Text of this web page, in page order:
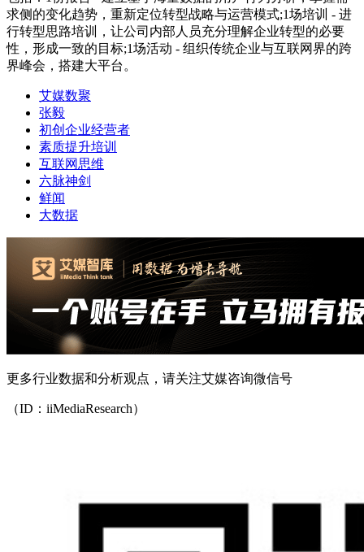
求侧的变化趋势，重新定位转型战略与运营模式;1场培训 - 进
行转型思路培训，让公司内部人员充分理解企业转型的必要
性，形成一致的目标;1场活动 - 组织传统企业与互联网界的跨
界峰会，搭建大平台。
艾媒数聚
张毅
初创企业经营者
素质提升培训
互联网思维
六脉神剑
鲜闻
大数据
更多行业数据和分析观点，请关注艾媒咨询微信号
（ID：iiMediaResearch）